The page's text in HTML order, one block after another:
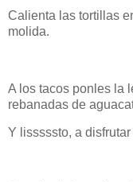
Calienta las tortillas
molida.
A los tacos ponles la
rebanadas de
Y lisssssto, a